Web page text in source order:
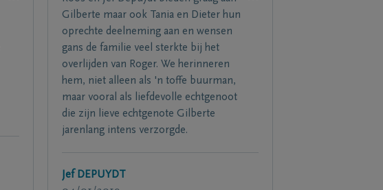
Gilberte maar ook Tania en Dieter hun
oprechte deelneming aan en wensen
gans de familie veel sterkte bij het
overlijden van Roger. We herinneren
hem, niet alleen als 'n toffe buurman,
maar vooral als liefdevolle echtgenoot
die zijn lieve echtgenote Gilberte
jarenlang intens verzorgde.
Jef DEPUYDT